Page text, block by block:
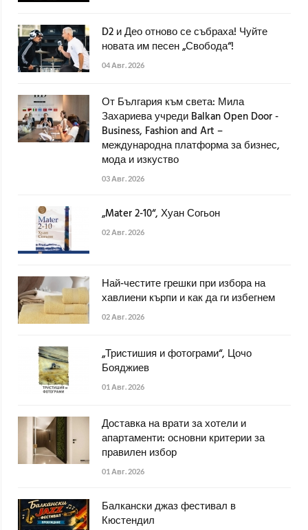
D2 и Део отново се събраха! Чуйте
новата им песен „Свобода“!
04 Авг. 2026
От България към света: Мила
Захариева учреди Balkan Open Door -
Business, Fashion and Art –
международна платформа за бизнес,
мода и изкуство
03 Авг. 2026
„Mater 2-10“, Хуан Согьон
02 Авг. 2026
Най-честите грешки при избора на
хавлиени кърпи и как да ги избегнем
02 Авг. 2026
„Тристишия и фотограми“, Цочо
Бояджиев
01 Авг. 2026
Доставка на врати за хотели и
апартаменти: основни критерии за
правилен избор
01 Авг. 2026
Балкански джаз фестивал в
Кюстендил